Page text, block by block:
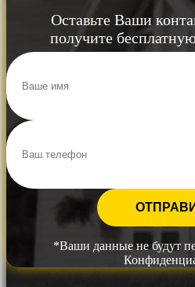
Оставьте Ваши
получите
*Ваши данные не будут